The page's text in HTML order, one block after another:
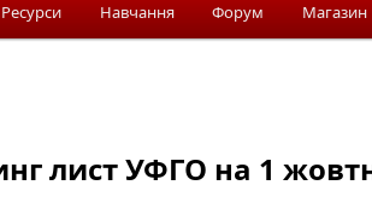
Навчання Форум Магазин
лист УФГО на 1